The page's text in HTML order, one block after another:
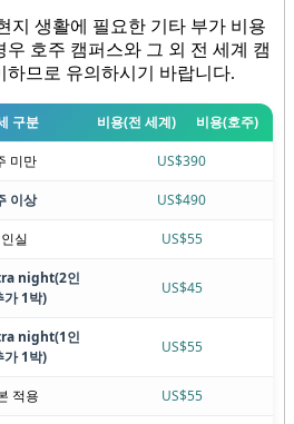
지 생활에 필요한 기타 부가 비용
호주 캠퍼스와 그 외 전 세계 캠
하므로 유의하시기 바랍니다.
구분 비용(전 세계) 비용(호주)
미만 US$390
이상 US$490
실 US$55
night(2인
가 1박)
US$45
night(1인
가 1박)
US$55
적용 US$55